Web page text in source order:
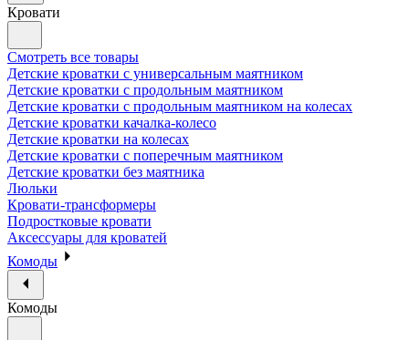
Кровати
Смотреть все товары
Детские кроватки с универсальным маятником
Детские кроватки с продольным маятником
Детские кроватки с продольным маятником на колесах
Детские кроватки качалка-колесо
Детские кроватки на колесах
Детские кроватки с поперечным маятником
Детские кроватки без маятника
Люльки
Кровати-трансформеры
Подростковые кровати
Аксессуары для кроватей
Комоды
Комоды